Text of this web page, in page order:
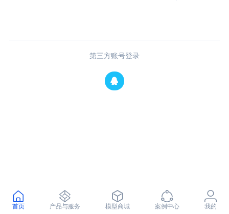
第三方账号登录
首页 产品与服务 模型商城 案例中心 我的